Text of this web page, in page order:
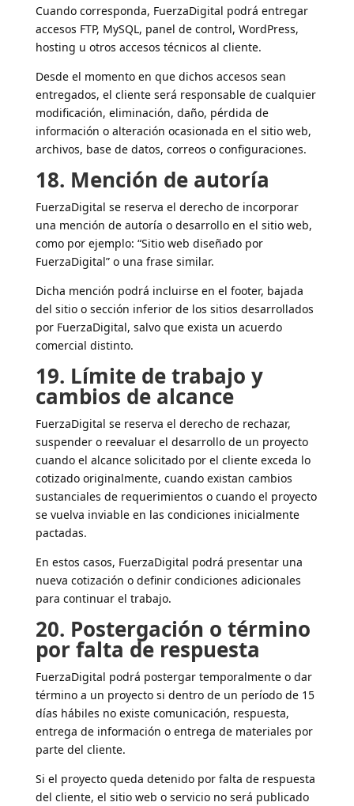
Cuando corresponda, FuerzaDigital podrá entregar
accesos FTP, MySQL, panel de control, WordPress,
hosting u otros accesos técnicos al cliente.
Desde el momento en que dichos accesos sean
entregados, el cliente será responsable de cualquier
modificación, eliminación, daño, pérdida de
información o alteración ocasionada en el sitio web,
archivos, base de datos, correos o configuraciones.
18. Mención de autoría
FuerzaDigital se reserva el derecho de incorporar
una mención de autoría o desarrollo en el sitio web,
como por ejemplo: “Sitio web diseñado por
FuerzaDigital” o una frase similar.
Dicha mención podrá incluirse en el footer, bajada
del sitio o sección inferior de los sitios desarrollados
por FuerzaDigital, salvo que exista un acuerdo
comercial distinto.
19. Límite de trabajo y
cambios de alcance
FuerzaDigital se reserva el derecho de rechazar,
suspender o reevaluar el desarrollo de un proyecto
cuando el alcance solicitado por el cliente exceda lo
cotizado originalmente, cuando existan cambios
sustanciales de requerimientos o cuando el proyecto
se vuelva inviable en las condiciones inicialmente
pactadas.
En estos casos, FuerzaDigital podrá presentar una
nueva cotización o definir condiciones adicionales
para continuar el trabajo.
20. Postergación o término
por falta de respuesta
FuerzaDigital podrá postergar temporalmente o dar
término a un proyecto si dentro de un período de 15
días hábiles no existe comunicación, respuesta,
entrega de información o entrega de materiales por
parte del cliente.
Si el proyecto queda detenido por falta de respuesta
del cliente, el sitio web o servicio no será publicado